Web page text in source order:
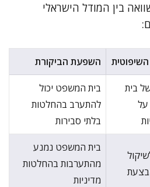
בין המודל הישראלי
השפעת הביקורת
בית
על
בית המשפט יכול
להתערב בהחלטות
בלתי סבירות
בית המשפט נמנע
מהתערבות בהחלטות
מדיניות